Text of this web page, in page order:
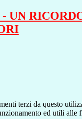
- UN
terzi da questo
ed utili alle